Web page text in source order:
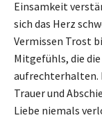
Einsamkeit
sich das Herz
Vermissen Trost
Mitgefühls, die
aufrechterhalten.
Trauer und
Liebe niemals